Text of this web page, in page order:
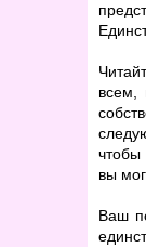
всем,
чтобы
вы
Ваш